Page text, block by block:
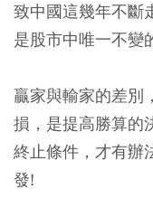
致中國這幾年不斷
是股市中唯一不變
贏家與輸家的差別
損，是提高勝算的
終止條件，才有辦
發!